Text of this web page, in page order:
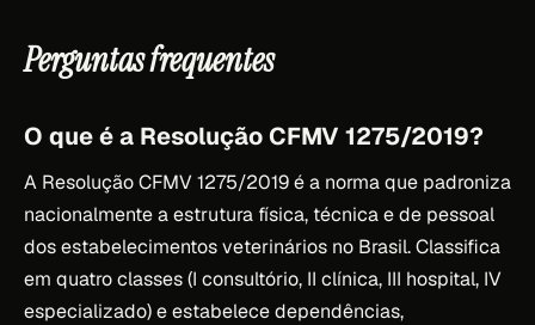
Perguntas frequentes
O que é a Resolução CFMV 1275/2019?
A Resolução CFMV 1275/2019 é a norma que padroniza
nacionalmente a estrutura física, técnica e de pessoal
dos estabelecimentos veterinários no Brasil. Classifica
em quatro classes (I consultório, II clínica, III hospital, IV
especializado) e estabelece dependências,